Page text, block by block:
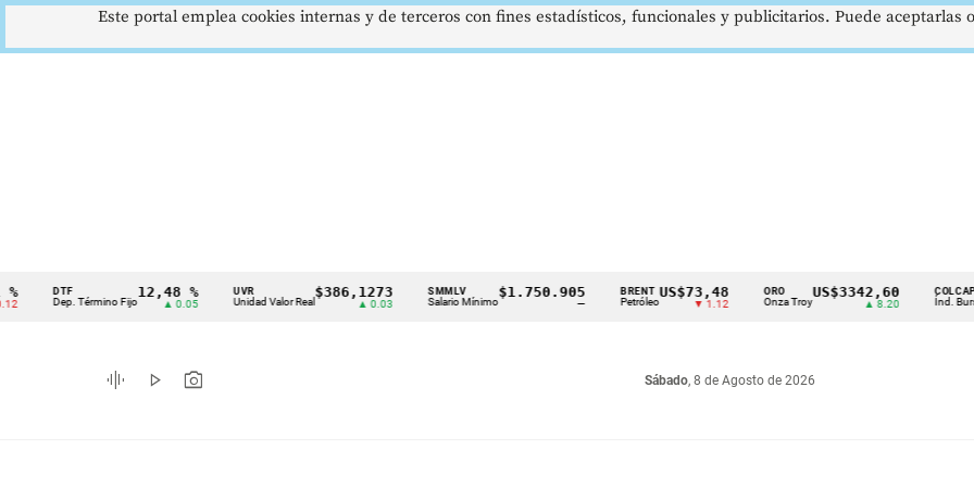
Cintillo
indicadores
económicos
Dep. Término Fijo
12,48 %
▲ 0.05 Unidad Valor Real
$386,1273
▲ 0.03
SMMLV
Salario Mínimo
$1.750.905 BRENT
Petróleo
US$73,48
▼ 1.12 Onza Troy
US$3342,60
▲ 8.20
COLCAP
Índ. Bursátil
graphic_eq play_arrow photo_camera Sábado, 8 de Agosto de 2026
Este portal emplea cookies internas y de terceros con fines estadísticos, funcionales y publicitarios. Puede aceptarlas